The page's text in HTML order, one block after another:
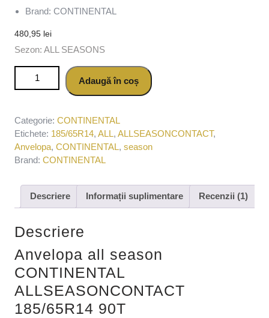
Brand: CONTINENTAL
480,95 lei
Sezon: ALL SEASONS
Cantitate Anvelopa all season CONTINENTAL
ALLSEASONCONTACT 185/65R14 90T
Adaugă în coș
Categorie: CONTINENTAL
Etichete: 185/65R14, ALL, ALLSEASONCONTACT,
Anvelopa, CONTINENTAL, season
Brand: CONTINENTAL
Descriere Informații suplimentare Recenzii (1)
Descriere
Anvelopa all season
CONTINENTAL
ALLSEASONCONTACT
185/65R14 90T